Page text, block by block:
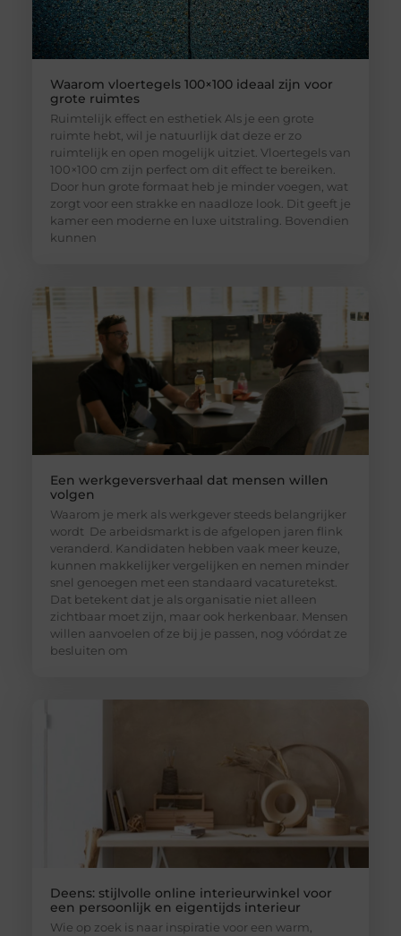
Waarom vloertegels 100×100 ideaal zijn voor
grote ruimtes
Ruimtelijk effect en esthetiek Als je een grote
ruimte hebt, wil je natuurlijk dat deze er zo
ruimtelijk en open mogelijk uitziet. Vloertegels van
100×100 cm zijn perfect om dit effect te bereiken.
Door hun grote formaat heb je minder voegen, wat
zorgt voor een strakke en naadloze look. Dit geeft je
kamer een moderne en luxe uitstraling. Bovendien
kunnen
Een werkgeversverhaal dat mensen willen
volgen
Waarom je merk als werkgever steeds belangrijker
wordt De arbeidsmarkt is de afgelopen jaren flink
veranderd. Kandidaten hebben vaak meer keuze,
kunnen makkelijker vergelijken en nemen minder
snel genoegen met een standaard vacaturetekst.
Dat betekent dat je als organisatie niet alleen
zichtbaar moet zijn, maar ook herkenbaar. Mensen
willen aanvoelen of ze bij je passen, nog vóórdat ze
besluiten om
Deens: stijlvolle online interieurwinkel voor
een persoonlijk en eigentijds interieur
Wie op zoek is naar inspiratie voor een warm,